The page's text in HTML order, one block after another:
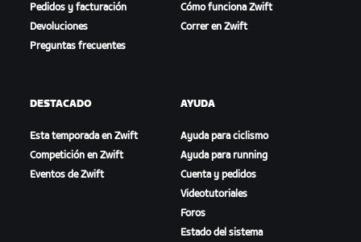
Pedidos y facturación
Devoluciones
Preguntas frecuentes
Cómo funciona Zwift
Correr en Zwift
DESTACADO
Esta temporada en Zwift
Competición en Zwift
Eventos de Zwift
AYUDA
Ayuda para ciclismo
Ayuda para running
Cuenta y pedidos
Videotutoriales
Foros
Estado del sistema